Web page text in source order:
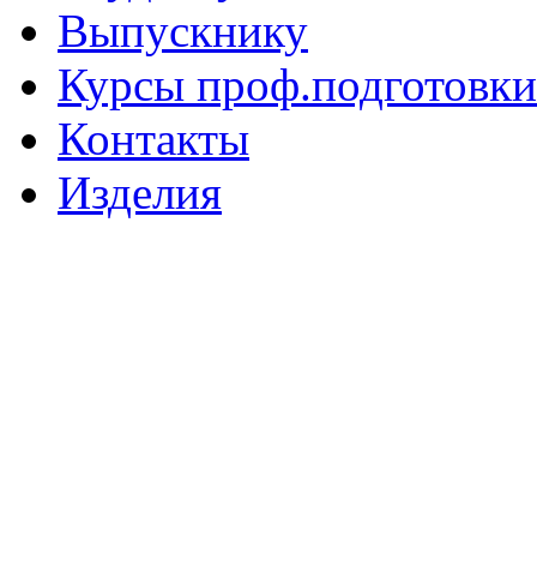
Выпускнику
Курсы проф.подготовки
Контакты
Изделия